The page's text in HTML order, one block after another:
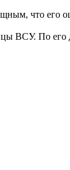
что его
ВСУ. По